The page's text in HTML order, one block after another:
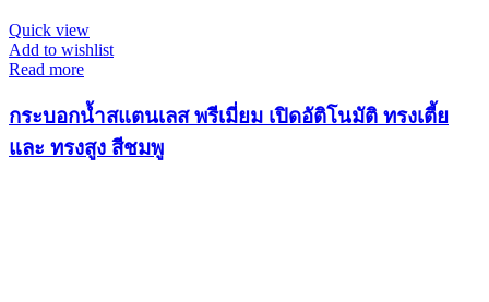
Quick view
Add to wishlist
Read more
กระบอกน้ำสแตนเลส พรีเมี่ยม เปิดอัติโนมัติ ทรงเตี้ย
และ ทรงสูง สีชมพู